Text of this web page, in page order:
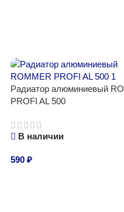
Радиатор алюминиевый
PROFI AL 500
В наличии
590 ₽